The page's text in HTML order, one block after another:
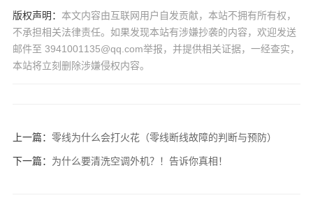
版权声明： 本文内容由互联网用户自发贡献，本站不拥有所有权，
不承担相关法律责任。如果发现本站有涉嫌抄袭的内容，欢迎发送
邮件至 3941001135@qq.com举报，并提供相关证据，一经查实，
本站将立刻删除涉嫌侵权内容。
上一篇： 零线为什么会打火花（零线断线故障的判断与预防）
下一篇： 为什么要清洗空调外机？！告诉你真相！